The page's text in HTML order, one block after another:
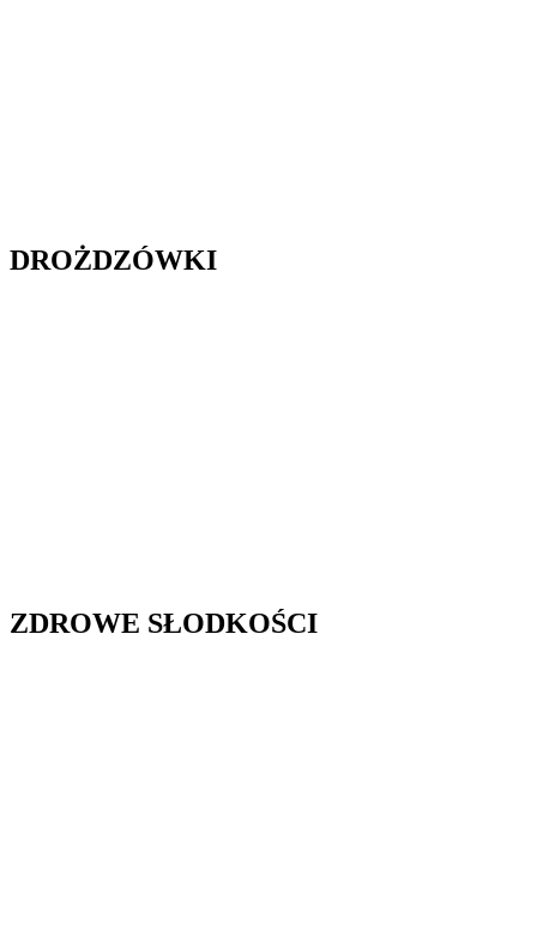
DROŻDZÓWKI
ZDROWE SŁODKOŚCI